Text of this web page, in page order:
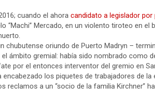
cuando el ahora candidato a legislador por
“Machi” Mercado, en un violento tiroteo en el
chubutense oriundo de Puerto Madryn –
ámbito gremial: había sido nombrado como
por el entonces interventor del gremio en
encabezado los piquetes de trabajadores de
reclamos a un “socio de la familia Kirchner”